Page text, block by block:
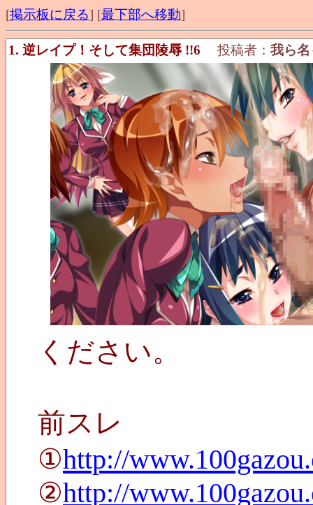
[掲示板に戻る] [最下部へ移動]
1. 逆レイプ！そして集団陵辱 !!6 投稿者： 我ら
ください。
前スレ
①http://
②http://